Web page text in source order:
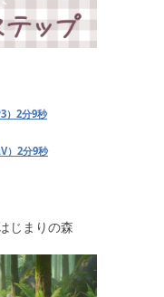
）2分9秒
）2分9秒
じまりの森